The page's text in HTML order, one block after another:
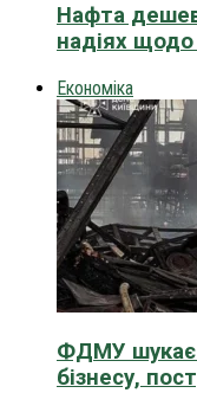
Нафта
надіях
Економіка
ФДМУ шукає
бізнесу,